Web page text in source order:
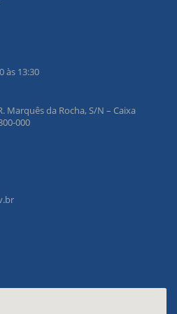
às 13:30
Marquês da Rocha, S/N – Caixa
000